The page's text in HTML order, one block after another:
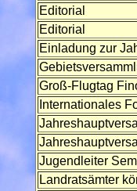
Editorial
Editorial
Einladung zur
Groß-Flugtag
Internationales
Jugendleiter
Landratsämter